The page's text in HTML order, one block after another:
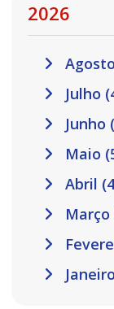
2026
Julho
Junho
Maio
Abril
Março